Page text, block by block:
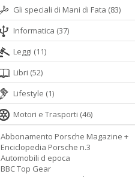
Gli speciali di Mani di Fata (83)
Informatica (37)
Leggi (11)
Libri (52)
Lifestyle (1)
Motori e Trasporti (46)
Abbonamento Porsche Magazine +
Enciclopedia Porsche n.3
Automobili d epoca
BBC Top Gear